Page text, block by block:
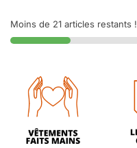
Moins de 21 articles restants !